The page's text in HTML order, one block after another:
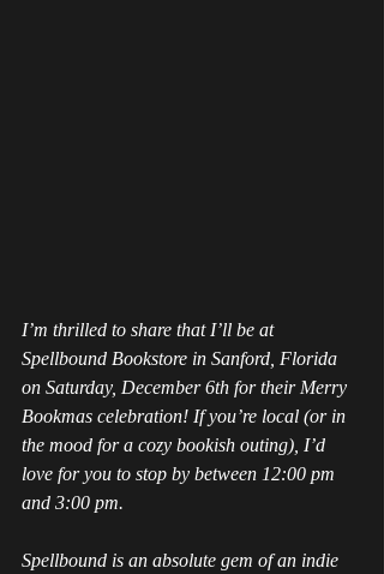
I’m thrilled to share that I’ll be at
Spellbound Bookstore in Sanford, Florida
on Saturday, December 6th for their Merry
Bookmas celebration! If you’re local (or in
the mood for a cozy bookish outing), I’d
love for you to stop by between 12:00 pm
and 3:00 pm.
Spellbound is an absolute gem of an indie